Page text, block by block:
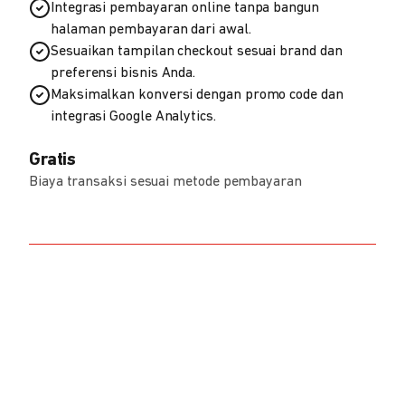
Integrasi pembayaran online tanpa bangun
halaman pembayaran dari awal.
Sesuaikan tampilan checkout sesuai brand dan
preferensi bisnis Anda.
Maksimalkan konversi dengan promo code dan
integrasi Google Analytics.
Gratis
Biaya transaksi sesuai metode pembayaran